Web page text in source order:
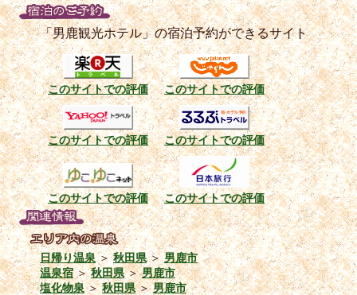
「男鹿観光ホテル」の宿泊予約ができるサイト
このサイトでの評価 このサイトでの評価
このサイトでの評価 このサイトでの評価
このサイトでの評価 このサイトでの評価
日帰り温泉＞秋田県＞男鹿市
温泉宿＞秋田県＞男鹿市
塩化物泉＞秋田県＞男鹿市